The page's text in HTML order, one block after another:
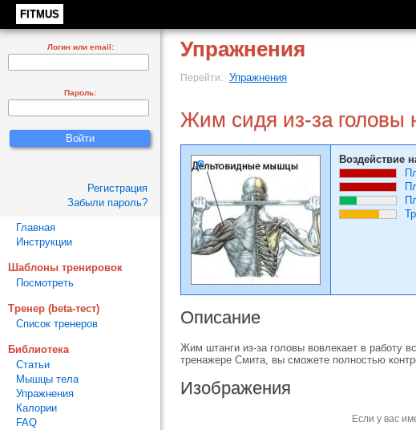
FITMUS
Упражнения
Перейти: Упражнения
Жим сидя из-за головы
Воздействие
Описание
Жим штанги из-за головы вовлекает в работу
тренажере Смита, вы сможете полностью
Изображения
Если у вас
Логин или email:
Пароль:
Регистрация
Забыли пароль?
Главная
Инструкции
Шаблоны тренировок
Посмотреть
Тренер (beta-тест)
Список тренеров
Библиотека
Статьи
Мышцы тела
Упражнения
Калории
FAQ